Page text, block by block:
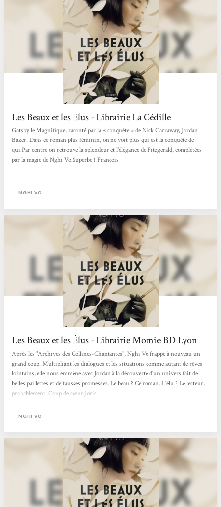
Les Beaux et les Elus - Librairie La Cédille
Gatsby le Magnifique, raconté par la « conquête » de Nick Carraway, Jordan
Baker. Dans ce roman plus féminin, on ne voit plus qui est la conquête de
qui.Par contre on retrouve la splendeur et l’élégance de Fitzgerald, complétées
par la magie de Nghi Vo.Superbe ! François
NGHI VO
Les Beaux et les Élus - Librairie Momie BD Lyon
Après les "Archives des Collines-Chantantes", Nghi Vo frappe à nouveau un
grand coup. Multipliant les dialogues et les situations comme autant de rêves
lointains, elle nous emmène avec Jordan à la découverte d'un univers fait de
belles paillettes et de fausses promesses. Le beau ? Ce roman. L'élu ? Le lecteur,
probablement. Coup de cœur Joris
NGHI VO